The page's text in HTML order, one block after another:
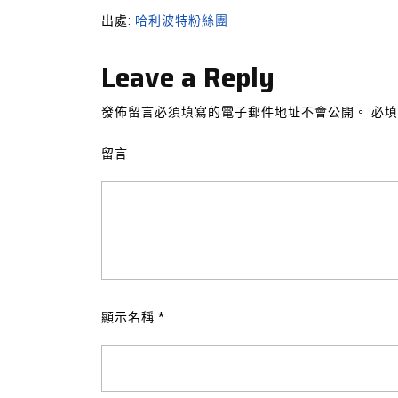
出處: 哈利波特粉絲團
Leave a Reply
發佈留言必須填寫的電子郵件地址不會公開。 必
留言
顯示名稱 *